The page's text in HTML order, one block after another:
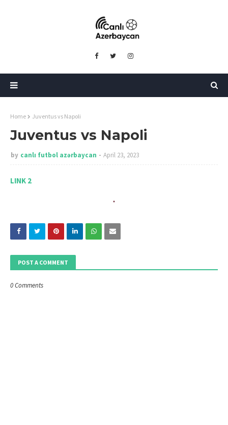
Home Juventus vs Napoli
Juventus vs Napoli
by canlı futbol azərbaycan April 23, 2023
LINK 2
POST A COMMENT
0 Comments